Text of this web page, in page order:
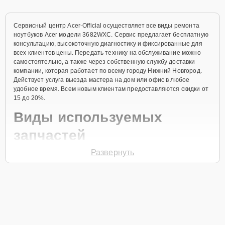
Сервисный центр Acer-Official осуществляет все виды ремонта
ноутбуков Acer модели 3682WXC. Сервис предлагает бесплатную
консультацию, высокоточную диагностику и фиксированные для
всех клиентов цены. Передать технику на обслуживание можно
самостоятельно, а также через собственную службу доставки
компании, которая работает по всему городу Нижний Новгород.
Действует услуга выезда мастера на дом или офис в любое
удобное время. Всем новым клиентам предоставляются скидки от
15 до 20%.
Виды используемых
запчастей
Для ремонта ноутбука модели 3682WXC предлагаются как
Развернуть